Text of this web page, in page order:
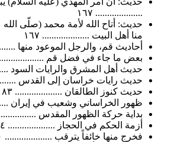
.................... ١٦٧
حديث: أتاح الله لأمة محمد (صلّى الله
منا أهل البيت .................... ١٦٧
أحاديث قم، والرجل الموعود منها ....................
بعض ما جاء في فضل قم .................... ١٧٠
حديث أهل المشرق والرايات السود
حديث رايات خراسان إلى القدس ....................
حديث كنوز الطالقان .................... ١٨٣
ظهور الخراساني وشعيب في إيران
بداية حركة الظهور المقدس .................... ١٩١
أزمة الحكم في الحجاز .................... ٢٠٤
فخرج منها خائفاً يترقب .................... ٢١٠